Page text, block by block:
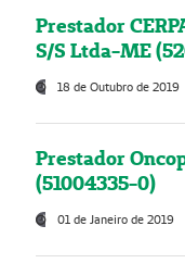
Prestador
S/S Ltda-ME
18 de Outubro de 2019
Prestador
(51004335-0)
01 de Janeiro de 2019